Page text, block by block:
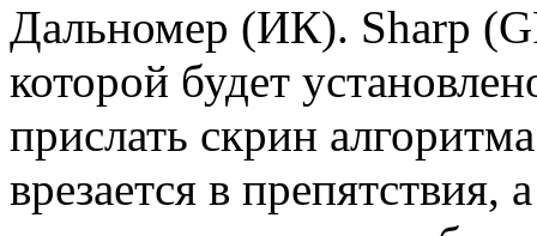
Дальномер (ИК). Sharp
которой будет
прислать скрин
врезается в